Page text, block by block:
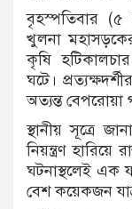
বৃহস্পতিবার (৫
খুলনা
কৃষি
ঘটে।
অত্যন্ত বেপরোয়া
স্থানীয় সূত্রে
নিয়ন্ত্রণ
ঘটনাস্থলেই এক
বেশ কয়েকজন